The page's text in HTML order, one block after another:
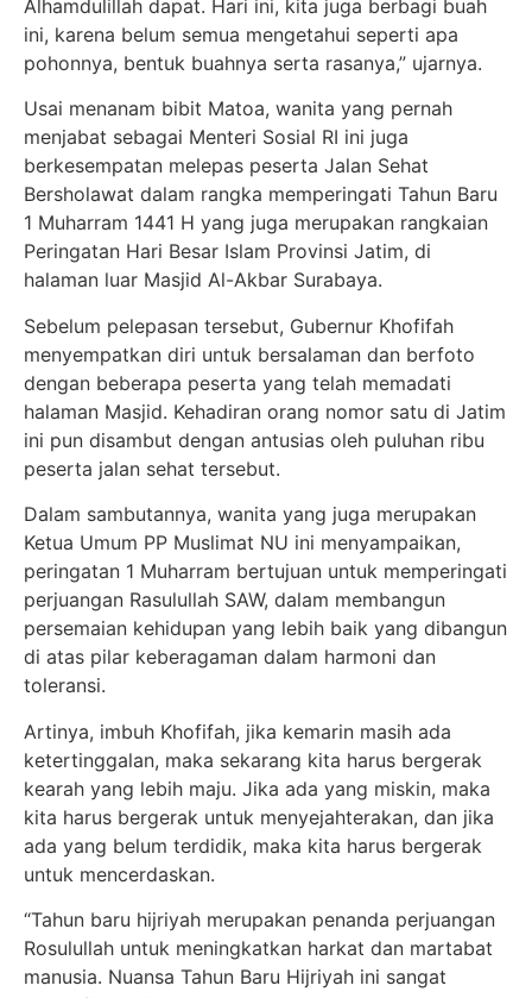
Alhamdulillah dapat. Hari ini, kita juga berbagi buah
ini, karena belum semua mengetahui seperti apa
pohonnya, bentuk buahnya serta rasanya,” ujarnya.
Usai menanam bibit Matoa, wanita yang pernah
menjabat sebagai Menteri Sosial RI ini juga
berkesempatan melepas peserta Jalan Sehat
Bersholawat dalam rangka memperingati Tahun Baru
1 Muharram 1441 H yang juga merupakan rangkaian
Peringatan Hari Besar Islam Provinsi Jatim, di
halaman luar Masjid Al-Akbar Surabaya.
Sebelum pelepasan tersebut, Gubernur Khofifah
menyempatkan diri untuk bersalaman dan berfoto
dengan beberapa peserta yang telah memadati
halaman Masjid. Kehadiran orang nomor satu di Jatim
ini pun disambut dengan antusias oleh puluhan ribu
peserta jalan sehat tersebut.
Dalam sambutannya, wanita yang juga merupakan
Ketua Umum PP Muslimat NU ini menyampaikan,
peringatan 1 Muharram bertujuan untuk memperingati
perjuangan Rasulullah SAW, dalam membangun
persemaian kehidupan yang lebih baik yang dibangun
di atas pilar keberagaman dalam harmoni dan
toleransi.
Artinya, imbuh Khofifah, jika kemarin masih ada
ketertinggalan, maka sekarang kita harus bergerak
kearah yang lebih maju. Jika ada yang miskin, maka
kita harus bergerak untuk menyejahterakan, dan jika
ada yang belum terdidik, maka kita harus bergerak
untuk mencerdaskan.
“Tahun baru hijriyah merupakan penanda perjuangan
Rosulullah untuk meningkatkan harkat dan martabat
manusia. Nuansa Tahun Baru Hijriyah ini sangat